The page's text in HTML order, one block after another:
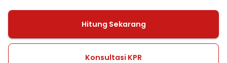
Hitung Sekarang
Konsultasi KPR